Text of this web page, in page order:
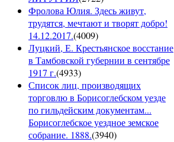
Фролова Юлия. Здесь живут,
трудятся, мечтают и творят добро!
14.12.2017.(4009)
Луцкий, Е. Крестьянское восстание
в Тамбовской губернии в сентябре
1917 г.(4933)
Список лиц, производящих
торговлю в Борисоглебском уезде
по гильдейским документам...
Борисоглебское уездное земское
собрание. 1888.(3940)